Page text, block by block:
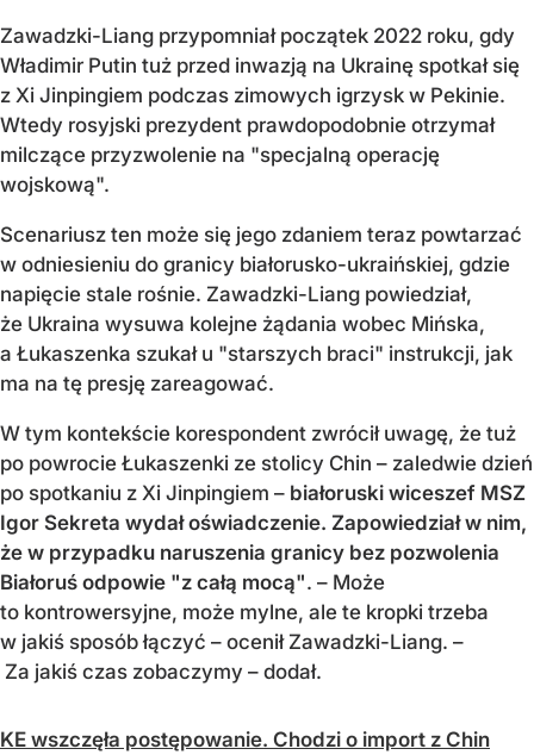
Zawadzki-Liang przypomniał początek 2022 roku, gdy
Władimir Putin tuż przed inwazją na Ukrainę spotkał się
z Xi Jinpingiem podczas zimowych igrzysk w Pekinie.
Wtedy rosyjski prezydent prawdopodobnie otrzymał
milczące przyzwolenie na "specjalną operację
wojskową".
Scenariusz ten może się jego zdaniem teraz powtarzać
w odniesieniu do granicy białorusko-ukraińskiej, gdzie
napięcie stale rośnie. Zawadzki-Liang powiedział,
że Ukraina wysuwa kolejne żądania wobec Mińska,
a Łukaszenka szukał u "starszych braci" instrukcji, jak
ma na tę presję zareagować.
W tym kontekście korespondent zwrócił uwagę, że tuż
po powrocie Łukaszenki ze stolicy Chin – zaledwie dzień
po spotkaniu z Xi Jinpingiem – białoruski wiceszef MSZ
Igor Sekreta wydał oświadczenie. Zapowiedział w nim,
że w przypadku naruszenia granicy bez pozwolenia
Białoruś odpowie "z całą mocą". – Może
to kontrowersyjne, może mylne, ale te kropki trzeba
w jakiś sposób łączyć – ocenił Zawadzki-Liang. –
Za jakiś czas zobaczymy – dodał.
KE wszczęła postępowanie. Chodzi o import z Chin